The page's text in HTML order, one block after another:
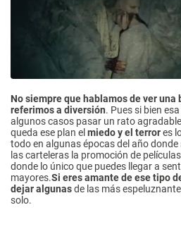
No siempre que hablamos de ver una
referimos a diversión. Pues si bien
algunos casos pasar un rato
queda ese plan el miedo y el terrores
todo en algunas épocas del año donde
las carteleras la promoción de
donde lo único que puedes llegar a
mayores.Si eres amante de ese tipo
dejar algunasde las más
solo.